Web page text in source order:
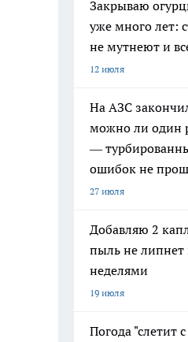
Закрываю
уже много лет:
не мутнеют и
12 июля
На АЗС
можно ли один
—
ошибок не
27 июля
Добавляю 2
пыль не липнет
неделями
19 июля
Погода "слетит